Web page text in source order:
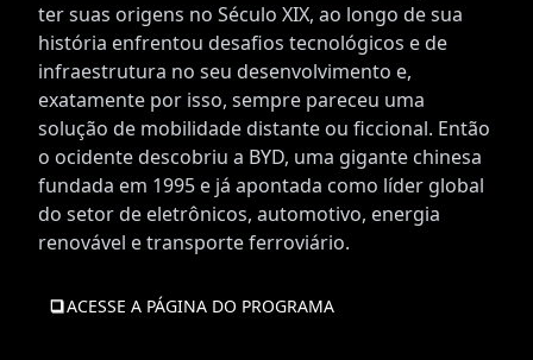
ter suas origens no Século XIX, ao longo de sua
história enfrentou desafios tecnológicos e de
infraestrutura no seu desenvolvimento e,
exatamente por isso, sempre pareceu uma
solução de mobilidade distante ou ficcional. Então
o ocidente descobriu a BYD, uma gigante chinesa
fundada em 1995 e já apontada como líder global
do setor de eletrônicos, automotivo, energia
renovável e transporte ferroviário.
ACESSE A PÁGINA DO PROGRAMA